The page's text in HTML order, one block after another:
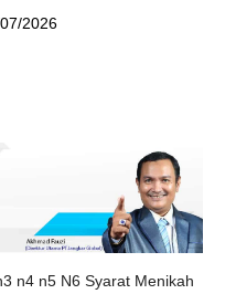
2026
n4 n5 N6 Syarat Menikah